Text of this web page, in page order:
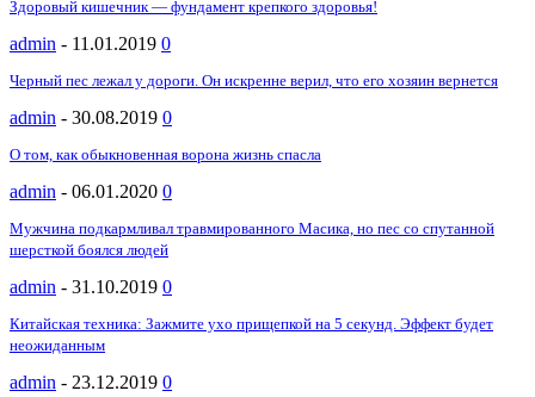
Здоровый кишечник — фундамент крепкого здоровья!
admin - 11.01.2019 0
Черный пес лежал у дороги. Он искренне верил, что его хозяин вернется
admin - 30.08.2019 0
О том, как обыкновенная ворона жизнь спасла
admin - 06.01.2020 0
Мужчина подкармливал травмированного Масика, но пес со спутанной
шерсткой боялся людей
admin - 31.10.2019 0
Китайская техника: Зажмите ухо прищепкой на 5 секунд. Эффект будет
неожиданным
admin - 23.12.2019 0